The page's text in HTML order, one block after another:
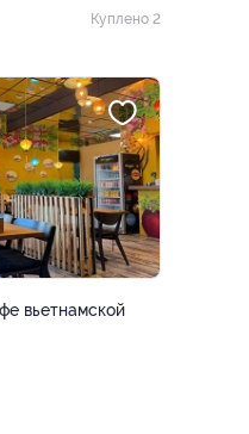
Куплено 2
вьетнамской